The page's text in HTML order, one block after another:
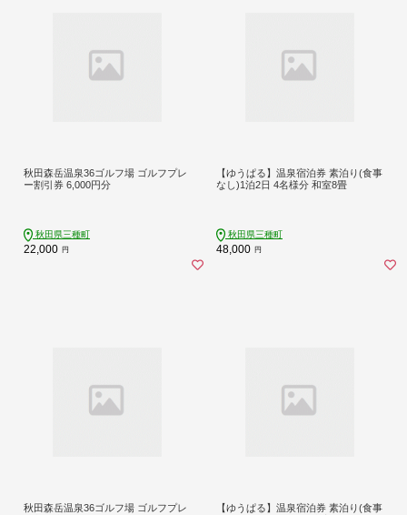
秋田森岳温泉36ゴルフ場 ゴルフプレ
ー割引券 6,000円分
秋田県三種町
22,000 円
【ゆうぱる】温泉宿泊券 素泊り(食事
なし)1泊2日 4名様分 和室8畳
秋田県三種町
48,000 円
秋田森岳温泉36ゴルフ場 ゴルフプレ
【ゆうぱる】温泉宿泊券 素泊り(食事